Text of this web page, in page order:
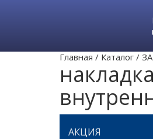
Главная / Каталог /
АКЦИЯ